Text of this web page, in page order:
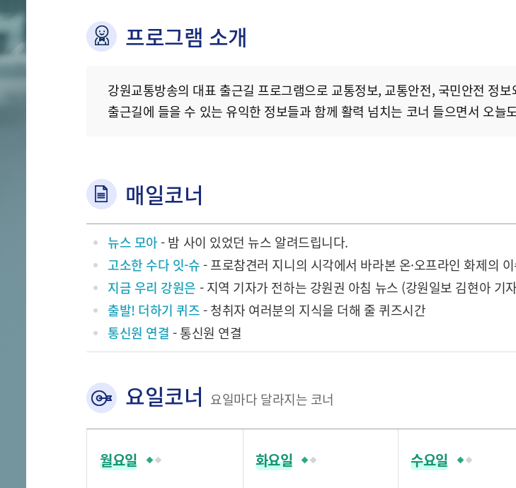
프로그램 소개
강원교통방송의 대표 출근길 프로그램으로 교통정보, 교통안전, 국민안전 정
출근길에 들을 수 있는 유익한 정보들과 함께 활력 넘치는 코너 들으면서 오늘
매일코너
뉴스 모아- 밤 사이 있었던 뉴스 알려드립니다.
고소한 수다 잇-슈- 프로참견러 지니의 시각에서 바라본 온·오프라인 화제의
지금 우리 강원은 - 지역 기자가 전하는 강원권 아침 뉴스 (강원일보 김현아 기
출발! 더하기 퀴즈- 청취자 여러분의 지식을 더해 줄 퀴즈시간
통신원 연결 - 통신원 연결
요일코너 요일마다 달라지는 코너
월요일 화요일 수요일